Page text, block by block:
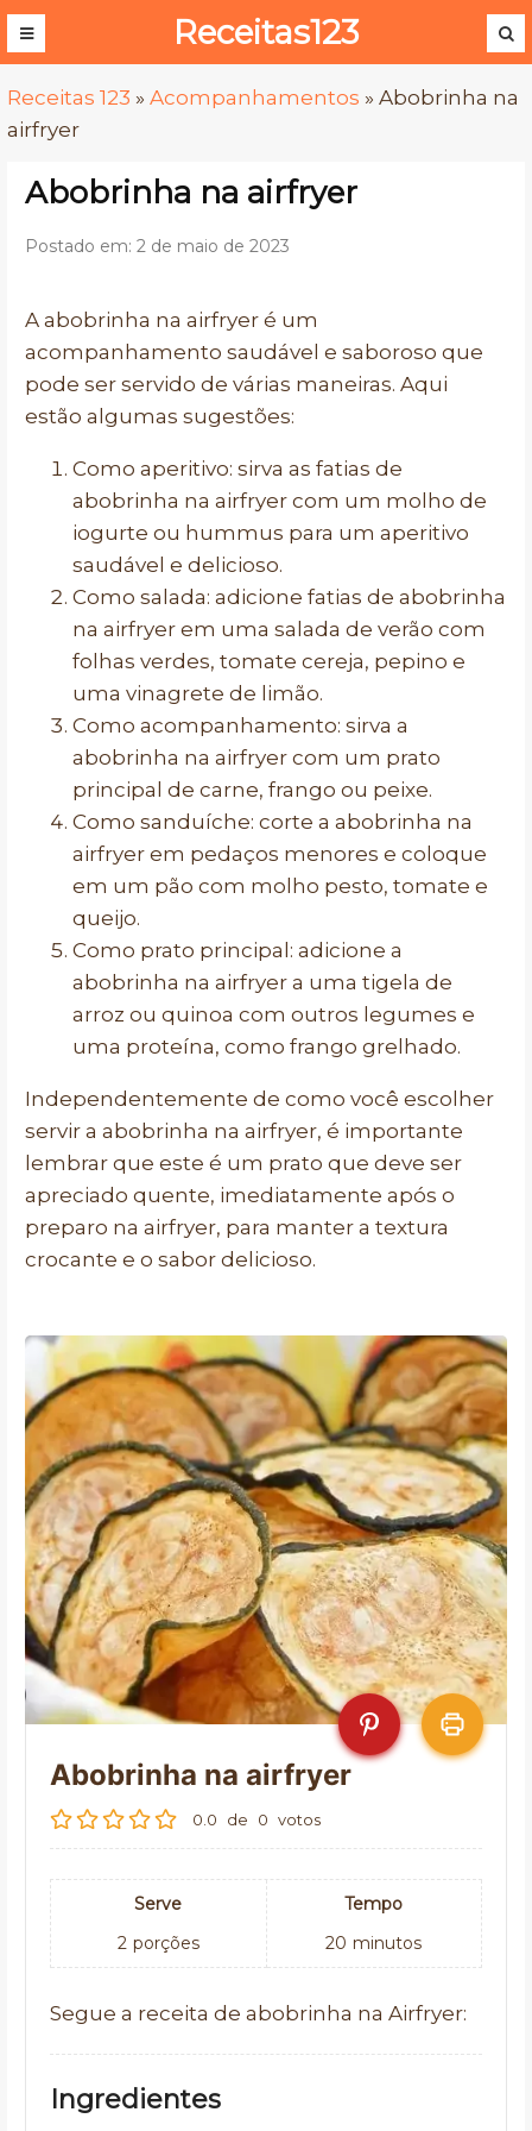
Receitas123
Receitas 123 » Acompanhamentos » Abobrinha na
airfryer
Abobrinha na airfryer
Postado em: 2 de maio de 2023
A abobrinha na airfryer é um
acompanhamento saudável e saboroso que
pode ser servido de várias maneiras. Aqui
estão algumas sugestões:
Como aperitivo: sirva as fatias de
abobrinha na airfryer com um molho de
iogurte ou hummus para um aperitivo
saudável e delicioso.
Como salada: adicione fatias de abobrinha
na airfryer em uma salada de verão com
folhas verdes, tomate cereja, pepino e
uma vinagrete de limão.
Como acompanhamento: sirva a
abobrinha na airfryer com um prato
principal de carne, frango ou peixe.
Como sanduíche: corte a abobrinha na
airfryer em pedaços menores e coloque
em um pão com molho pesto, tomate e
queijo.
Como prato principal: adicione a
abobrinha na airfryer a uma tigela de
arroz ou quinoa com outros legumes e
uma proteína, como frango grelhado.
Independentemente de como você escolher
servir a abobrinha na airfryer, é importante
lembrar que este é um prato que deve ser
apreciado quente, imediatamente após o
preparo na airfryer, para manter a textura
crocante e o sabor delicioso.
Abobrinha na airfryer
0.0 de 0 votos
Serve
2 porções
Tempo
20 minutos
Segue a receita de abobrinha na Airfryer:
Ingredientes